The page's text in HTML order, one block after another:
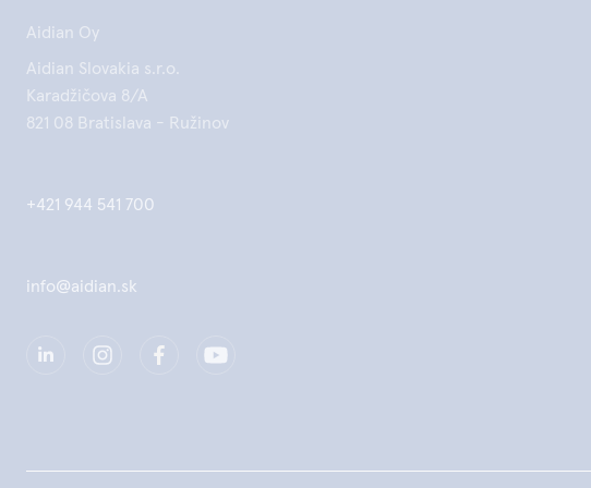
Aidian Oy
Aidian Slovakia s.r.o.
Karadžičova 8/A
821 08 Bratislava - Ružinov
+421 944 541 700
info@aidian.sk